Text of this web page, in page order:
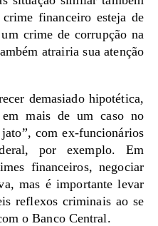
financeiro esteja de
crime de corrupção na
atrairia sua atenção
demasiado hipotética,
mais de um caso no
com ex-funcionários
por exemplo. Em
financeiros, negociar
mas é importante levar
reflexos criminais ao se
o Banco Central.